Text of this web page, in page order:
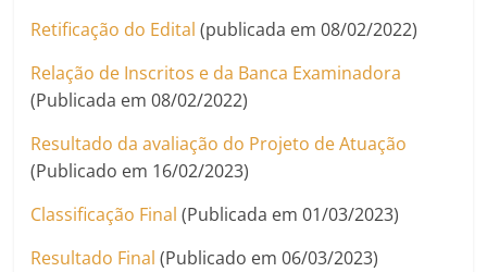
Retificação do Edital (publicada em 08/02/2022)
Relação de Inscritos e da Banca Examinadora
(Publicada em 08/02/2022)
Resultado da avaliação do Projeto de Atuação
(Publicado em 16/02/2023)
Classificação Final (Publicada em 01/03/2023)
Resultado Final (Publicado em 06/03/2023)